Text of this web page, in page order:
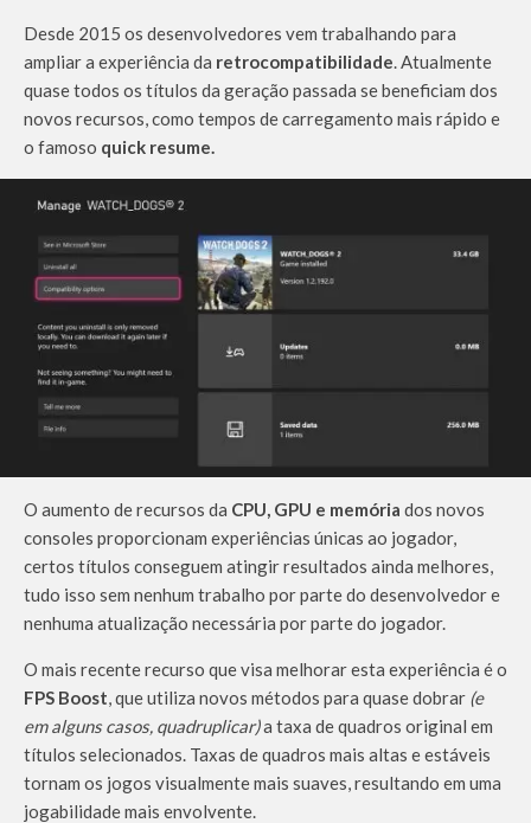
Desde 2015 os desenvolvedores vem trabalhando para
ampliar a experiência da retrocompatibilidade. Atualmente
quase todos os títulos da geração passada se beneficiam dos
novos recursos, como tempos de carregamento mais rápido e
o famoso quick resume.
O aumento de recursos da CPU, GPU e memória dos novos
consoles proporcionam experiências únicas ao jogador,
certos títulos conseguem atingir resultados ainda melhores,
tudo isso sem nenhum trabalho por parte do desenvolvedor e
nenhuma atualização necessária por parte do jogador.
O mais recente recurso que visa melhorar esta experiência é o
FPS Boost, que utiliza novos métodos para quase dobrar (e
em alguns casos, quadruplicar)a taxa de quadros original em
títulos selecionados. Taxas de quadros mais altas e estáveis ​​
tornam os jogos visualmente mais suaves, resultando em uma
jogabilidade mais envolvente.